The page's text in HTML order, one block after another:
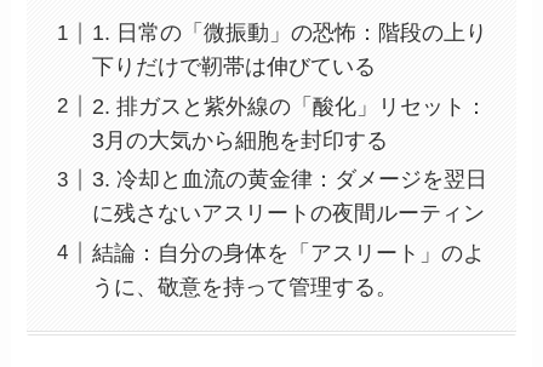
1. 日常の「微振動」の恐怖：階段の上り
下りだけで靭帯は伸びている
2. 排ガスと紫外線の「酸化」リセット：
3月の大気から細胞を封印する
3. 冷却と血流の黄金律：ダメージを翌日
に残さないアスリートの夜間ルーティン
結論：自分の身体を「アスリート」のよ
うに、敬意を持って管理する。